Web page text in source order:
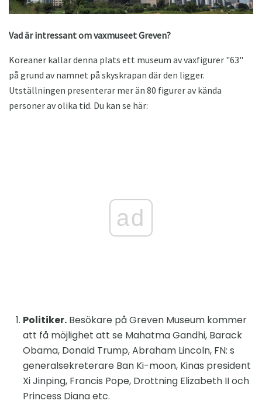
Vad är intressant om vaxmuseet Greven?
Koreaner kallar denna plats ett museum av vaxfigurer "63"
på grund av namnet på skyskrapan där den ligger.
Utställningen presenterar mer än 80 figurer av kända
personer av olika tid. Du kan se här:
ad
Politiker. Besökare på Greven Museum kommer
att få möjlighet att se Mahatma Gandhi, Barack
Obama, Donald Trump, Abraham Lincoln, FN: s
generalsekreterare Ban Ki-moon, Kinas president
Xi Jinping, Francis Pope, Drottning Elizabeth II och
Princess Diana etc.